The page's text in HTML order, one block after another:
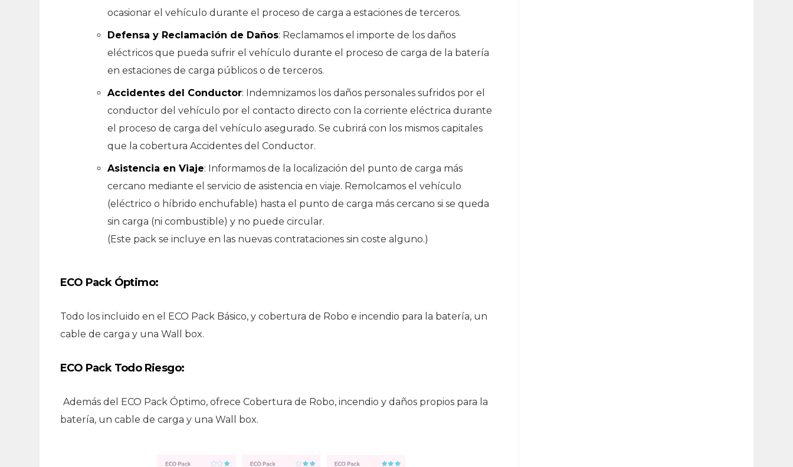
ocasionar el vehículo durante el proceso de carga a estaciones de terceros.
Defensa y Reclamación de Daños: Reclamamos el importe de los daños
eléctricos que pueda sufrir el vehículo durante el proceso de carga de la batería
en estaciones de carga públicos o de terceros.
Accidentes del Conductor: Indemnizamos los daños personales sufridos por el
conductor del vehículo por el contacto directo con la corriente eléctrica durante
el proceso de carga del vehículo asegurado. Se cubrirá con los mismos capitales
que la cobertura Accidentes del Conductor.
Asistencia en Viaje: Informamos de la localización del punto de carga más
cercano mediante el servicio de asistencia en viaje. Remolcamos el vehículo
(eléctrico o híbrido enchufable) hasta el punto de carga más cercano si se queda
sin carga (ni combustible) y no puede circular.
(Este pack se incluye en las nuevas contrataciones sin coste alguno.)
ECO Pack Óptimo:
Todo los incluido en el ECO Pack Básico, y cobertura de Robo e incendio para la batería, un
cable de carga y una Wall box.
ECO Pack Todo Riesgo:
Además del ECO Pack Óptimo, ofrece Cobertura de Robo, incendio y daños propios para la
batería, un cable de carga y una Wall box.